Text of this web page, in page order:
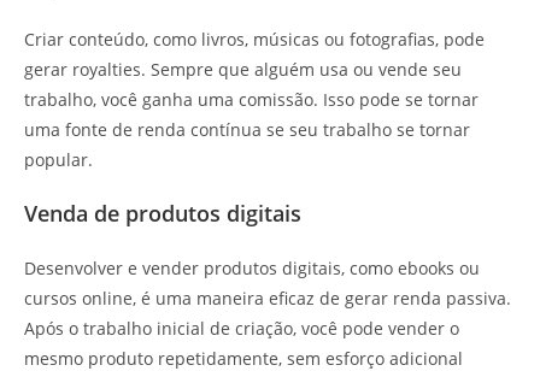
Criar conteúdo, como livros, músicas ou fotografias, pode
gerar royalties. Sempre que alguém usa ou vende seu
trabalho, você ganha uma comissão. Isso pode se tornar
uma fonte de renda contínua se seu trabalho se tornar
popular.
Venda de produtos digitais
Desenvolver e vender produtos digitais, como ebooks ou
cursos online, é uma maneira eficaz de gerar renda passiva.
Após o trabalho inicial de criação, você pode vender o
mesmo produto repetidamente, sem esforço adicional